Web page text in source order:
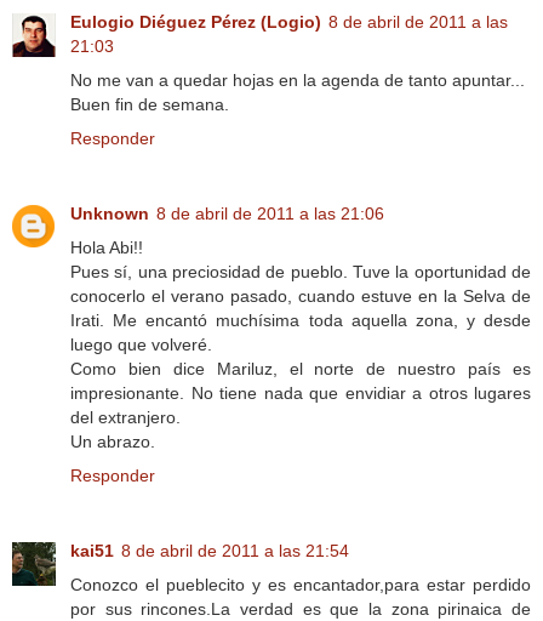
Eulogio Diéguez Pérez (Logio) 8 de abril de 2011 a las
21:03
No me van a quedar hojas en la agenda de tanto apuntar...
Buen fin de semana.
Responder
Unknown 8 de abril de 2011 a las 21:06
Hola Abi!!
Pues sí, una preciosidad de pueblo. Tuve la oportunidad de
conocerlo el verano pasado, cuando estuve en la Selva de
Irati. Me encantó muchísima toda aquella zona, y desde
luego que volveré.
Como bien dice Mariluz, el norte de nuestro país es
impresionante. No tiene nada que envidiar a otros lugares
del extranjero.
Un abrazo.
Responder
kai51 8 de abril de 2011 a las 21:54
Conozco el pueblecito y es encantador,para estar perdido
por sus rincones.La verdad es que la zona pirinaica de